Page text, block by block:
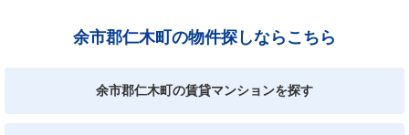
余市郡仁木町の物件探しならこちら
余市郡仁木町の賃貸マンションを探す